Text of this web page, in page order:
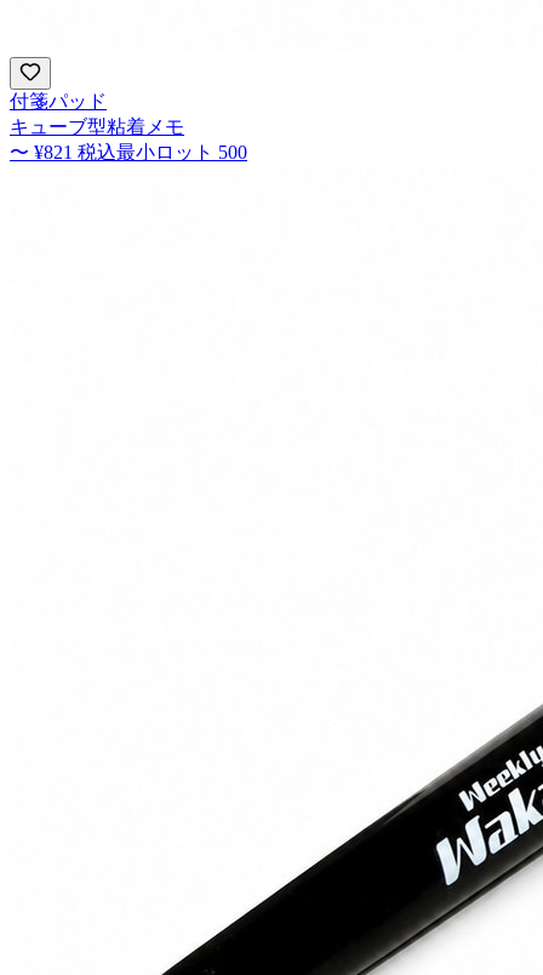
付箋パッド
キューブ型粘着メモ
〜 ¥821 税込最小ロット 500